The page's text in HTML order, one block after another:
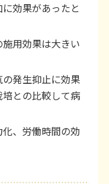
効果があったと
用効果は大きい
発生抑止に効果
との比較して病
、労働時間の効